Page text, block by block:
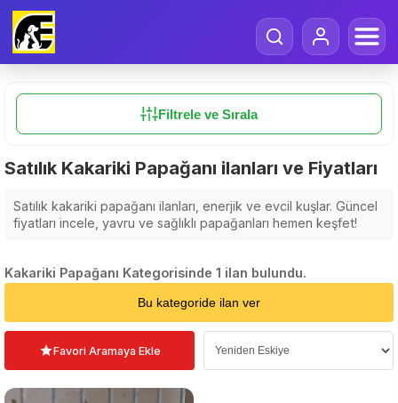
Filtrele ve Sırala
Satılık Kakariki Papağanı ilanları ve Fiyatları
Satılık kakariki papağanı ilanları, enerjik ve evcil kuşlar. Güncel
fiyatları incele, yavru ve sağlıklı papağanları hemen keşfet!
Kakariki Papağanı Kategorisinde 1 ilan bulundu.
Bu kategoride ilan ver
Favori Aramaya Ekle